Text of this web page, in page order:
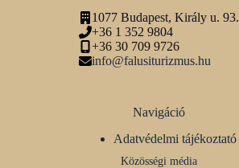
1077 Budapest, Király u. 93.
+36 1 352 9804
+36 30 709 9726
info@falusiturizmus.hu
Navigáció
Adatvédelmi tájékoztató
Közösségi média